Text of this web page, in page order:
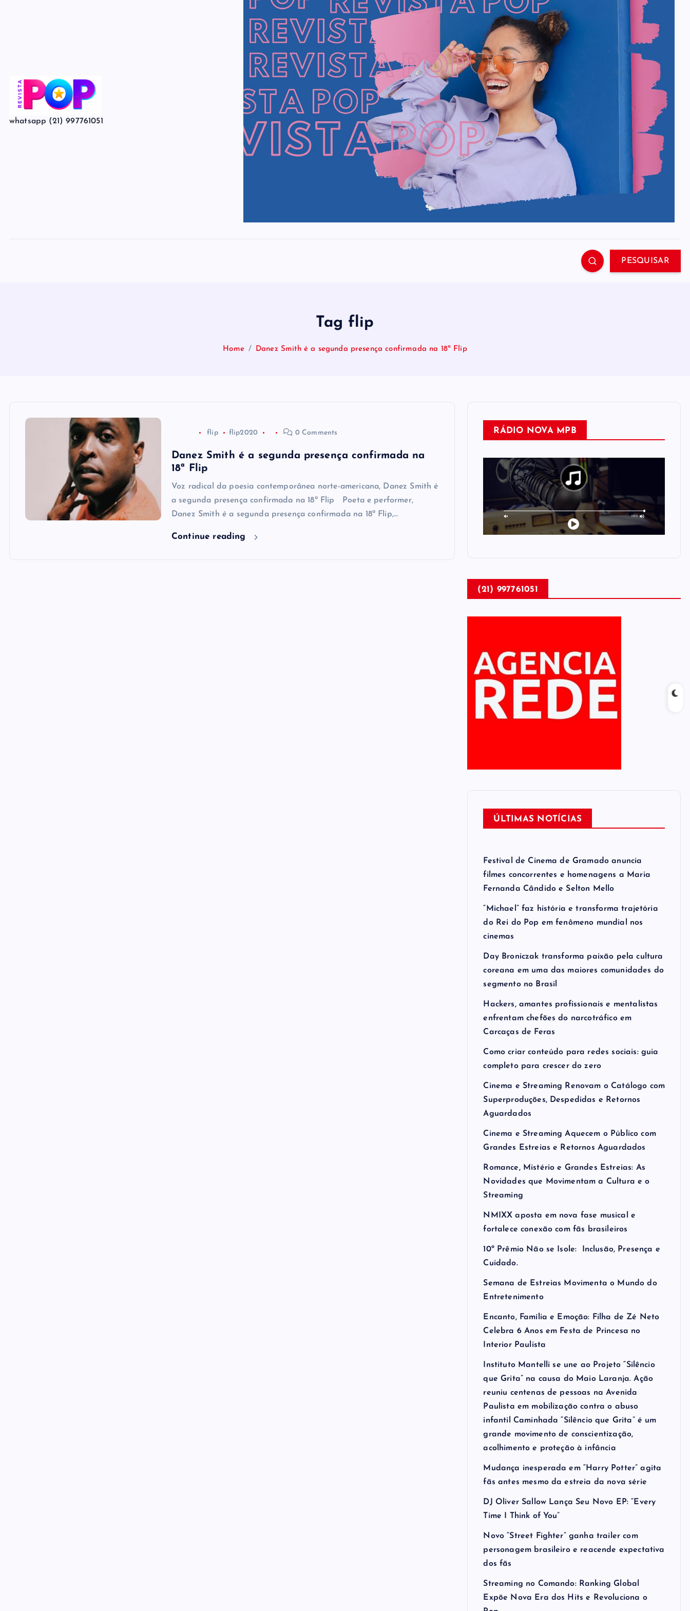
whatsapp (21) 997761051
PESQUISAR
Tag flip
Home Danez Smith é a segunda presença confirmada na 18ª Flip
flip flip2020 0 Comments
Danez Smith é a segunda presença confirmada na
18ª Flip
Voz radical da poesia contemporânea norte-americana, Danez Smith é
a segunda presença confirmada na 18ª Flip Poeta e performer,
Danez Smith é a segunda presença confirmada na 18ª Flip,…
Continue reading
RÁDIO NOVA MPB
(21) 997761051
ÚLTIMAS NOTÍCIAS
Festival de Cinema de Gramado anuncia
filmes concorrentes e homenagens a Maria
Fernanda Cândido e Selton Mello
“Michael” faz história e transforma trajetória
do Rei do Pop em fenômeno mundial nos
cinemas
Day Broniczak transforma paixão pela cultura
coreana em uma das maiores comunidades do
segmento no Brasil
Hackers, amantes profissionais e mentalistas
enfrentam chefões do narcotráfico em
Carcaças de Feras
Como criar conteúdo para redes sociais: guia
completo para crescer do zero
Cinema e Streaming Renovam o Catálogo com
Superproduções, Despedidas e Retornos
Aguardados
Cinema e Streaming Aquecem o Público com
Grandes Estreias e Retornos Aguardados
Romance, Mistério e Grandes Estreias: As
Novidades que Movimentam a Cultura e o
Streaming
NMIXX aposta em nova fase musical e
fortalece conexão com fãs brasileiros
10º Prêmio Não se Isole: Inclusão, Presença e
Cuidado.
Semana de Estreias Movimenta o Mundo do
Entretenimento
Encanto, Família e Emoção: Filha de Zé Neto
Celebra 6 Anos em Festa de Princesa no
Interior Paulista
Instituto Mantelli se une ao Projeto “Silêncio
que Grita” na causa do Maio Laranja. Ação
reuniu centenas de pessoas na Avenida
Paulista em mobilização contra o abuso
infantil Caminhada “Silêncio que Grita” é um
grande movimento de conscientização,
acolhimento e proteção à infância
Mudança inesperada em “Harry Potter” agita
fãs antes mesmo da estreia da nova série
DJ Oliver Sallow Lança Seu Novo EP: “Every
Time I Think of You”
Novo “Street Fighter” ganha trailer com
personagem brasileiro e reacende expectativa
dos fãs
Streaming no Comando: Ranking Global
Expõe Nova Era dos Hits e Revoluciona o